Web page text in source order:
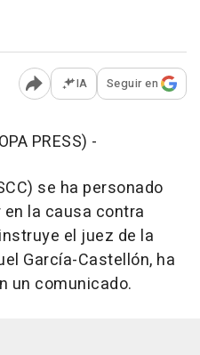
Abrir opciones para
IA Seguir en
PRESS) -
se ha personado
la causa contra
el juez de la
García-Castellón, ha
un comunicado.